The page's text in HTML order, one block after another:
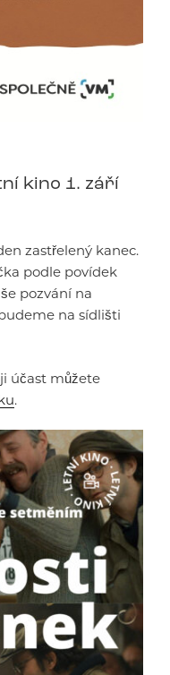
kino 1. září
zastřelený kanec.
podle povídek
pozvání na
na sídlišti
účast můžete
.